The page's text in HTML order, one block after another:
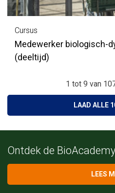
Cursus
Medewerker biologisch-
(deeltijd)
1 tot 9 van
LAAD ALLE
Ontdek de
LEES